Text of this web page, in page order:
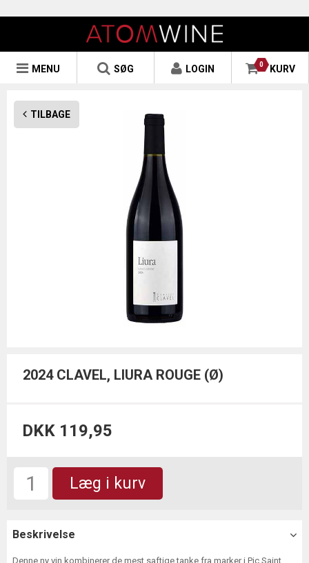
0 KURV
LOGIN
SØG
MENU
TILBAGE
2024 CLAVEL, LIURA ROUGE (Ø)
DKK 119,95
Læg i kurv
Beskrivelse
Denne ny vin kombinerer de mest saftige tanke fra marker i Pic Saint